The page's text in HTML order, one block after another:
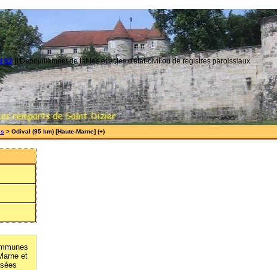
52|| Dépouillement de tables et actes d'état-civil ou de registres paroissiaux
> Odival (95 km) [Haute-Marne] (+)
et